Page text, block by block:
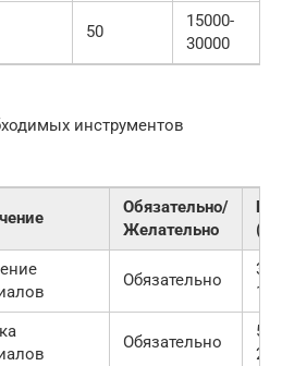
50
15000-
30000
инструментов
Обязательно/
Желательно
Обязательно
Обязательно